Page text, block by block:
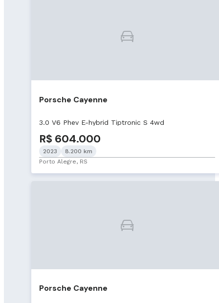
Porsche Cayenne
3.0 V6 Phev E-hybrid Tiptronic S 4wd
R$ 604.000
2023
8.200 km
Porto Alegre, RS
Porsche Cayenne